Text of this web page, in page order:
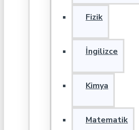
Fizik
İngilizce
Kimya
Matematik